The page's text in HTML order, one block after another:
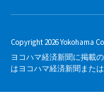
Copyright 2026 Yokohama
ヨコハマ経済新聞に掲載
はヨコハマ経済新聞また